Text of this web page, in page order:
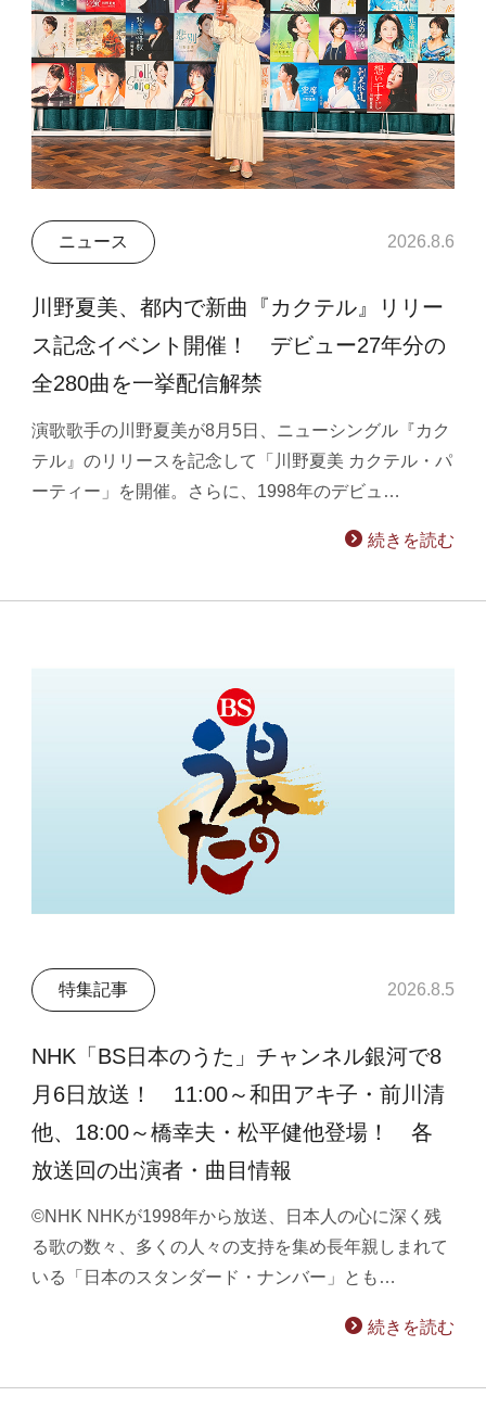
ニュース 2026.8.6
川野夏美、都内で新曲『カクテル』リリー
ス記念イベント開催！ デビュー27年分の
全280曲を一挙配信解禁
演歌歌手の川野夏美が8月5日、ニューシングル『カク
テル』のリリースを記念して「川野夏美 カクテル・パ
ーティー」を開催。さらに、1998年のデビュ…
続きを読む
特集記事 2026.8.5
NHK「BS日本のうた」チャンネル銀河で8
月6日放送！ 11:00～和田アキ子・前川清
他、18:00～橋幸夫・松平健他登場！ 各
放送回の出演者・曲目情報
©NHK NHKが1998年から放送、日本人の心に深く残
る歌の数々、多くの人々の支持を集め長年親しまれて
いる「日本のスタンダード・ナンバー」とも…
続きを読む